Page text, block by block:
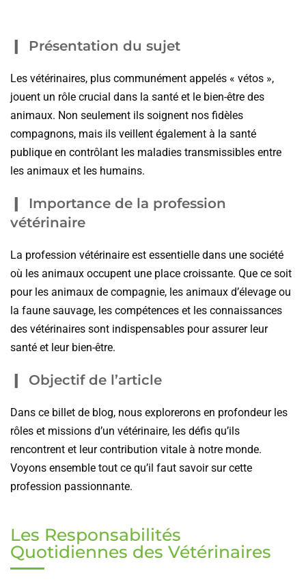
Présentation du sujet
Les vétérinaires, plus communément appelés « vétos »,
jouent un rôle crucial dans la santé et le bien-être des
animaux. Non seulement ils soignent nos fidèles
compagnons, mais ils veillent également à la santé
publique en contrôlant les maladies transmissibles entre
les animaux et les humains.
Importance de la profession
vétérinaire
La profession vétérinaire est essentielle dans une société
où les animaux occupent une place croissante. Que ce soit
pour les animaux de compagnie, les animaux d’élevage ou
la faune sauvage, les compétences et les connaissances
des vétérinaires sont indispensables pour assurer leur
santé et leur bien-être.
Objectif de l’article
Dans ce billet de blog, nous explorerons en profondeur les
rôles et missions d’un vétérinaire, les défis qu’ils
rencontrent et leur contribution vitale à notre monde.
Voyons ensemble tout ce qu’il faut savoir sur cette
profession passionnante.
Les Responsabilités
Quotidiennes des Vétérinaires